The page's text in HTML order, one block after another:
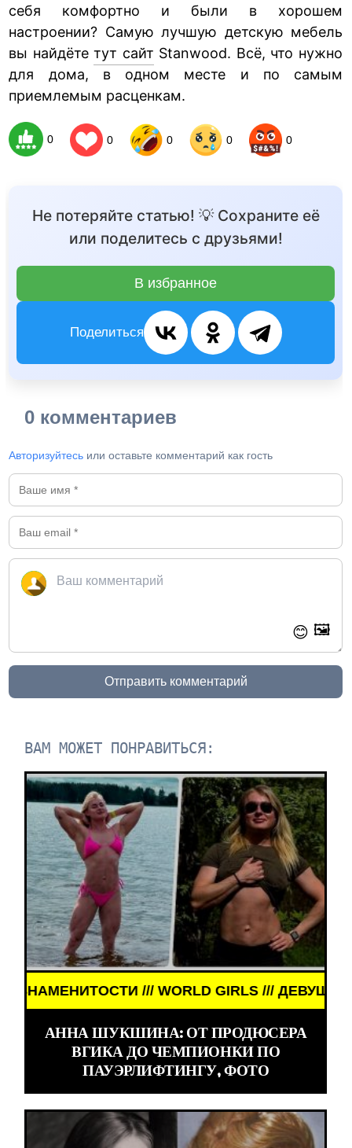
себя комфортно и были в хорошем
настроении? Самую лучшую детскую мебель
вы найдётетут сайт Stanwood. Всё, что нужно
для дома, в одном месте и по самым
приемлемым расценкам.
0 0 0 0 0
Не потеряйте статью! 💡 Сохраните её
или поделитесь с друзьями!
В избранное
Поделиться
0 комментариев
Авторизуйтесь или оставьте комментарий как гость
😊 🖼️
Отправить комментарий
ВАМ МОЖЕТ ПОНРАВИТЬСЯ:
GIRLS /// ДЕВУШКИ ЗНАМЕНИТОСТИ ///
АННА ШУКШИНА: ОТ ПРОДЮСЕРА
ВГИКА ДО ЧЕМПИОНКИ ПО
ПАУЭРЛИФТИНГУ, ФОТО